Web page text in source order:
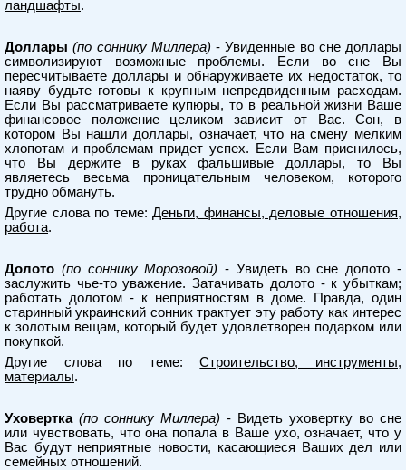
ландшафты.
Доллары (по соннику Миллера) - Увиденные во сне доллары
символизируют возможные проблемы. Если во сне Вы
пересчитываете доллары и обнаруживаете их недостаток, то
наяву будьте готовы к крупным непредвиденным расходам.
Если Вы рассматриваете купюры, то в реальной жизни Ваше
финансовое положение целиком зависит от Вас. Сон, в
котором Вы нашли доллары, означает, что на смену мелким
хлопотам и проблемам придет успех. Если Вам приснилось,
что Вы держите в руках фальшивые доллары, то Вы
являетесь весьма проницательным человеком, которого
трудно обмануть.
Другие слова по теме:Деньги, финансы, деловые отношения,
работа.
Долото (по соннику Морозовой) - Увидеть во сне долото -
заслужить чье-то уважение. Затачивать долото - к убыткам;
работать долотом - к неприятностям в доме. Правда, один
старинный украинский сонник трактует эту работу как интерес
к золотым вещам, который будет удовлетворен подарком или
покупкой.
Другие слова по теме:Строительство, инструменты,
материалы.
Уховертка (по соннику Миллера) - Видеть уховертку во сне
или чувствовать, что она попала в Ваше ухо, означает, что у
Вас будут неприятные новости, касающиеся Ваших дел или
семейных отношений.